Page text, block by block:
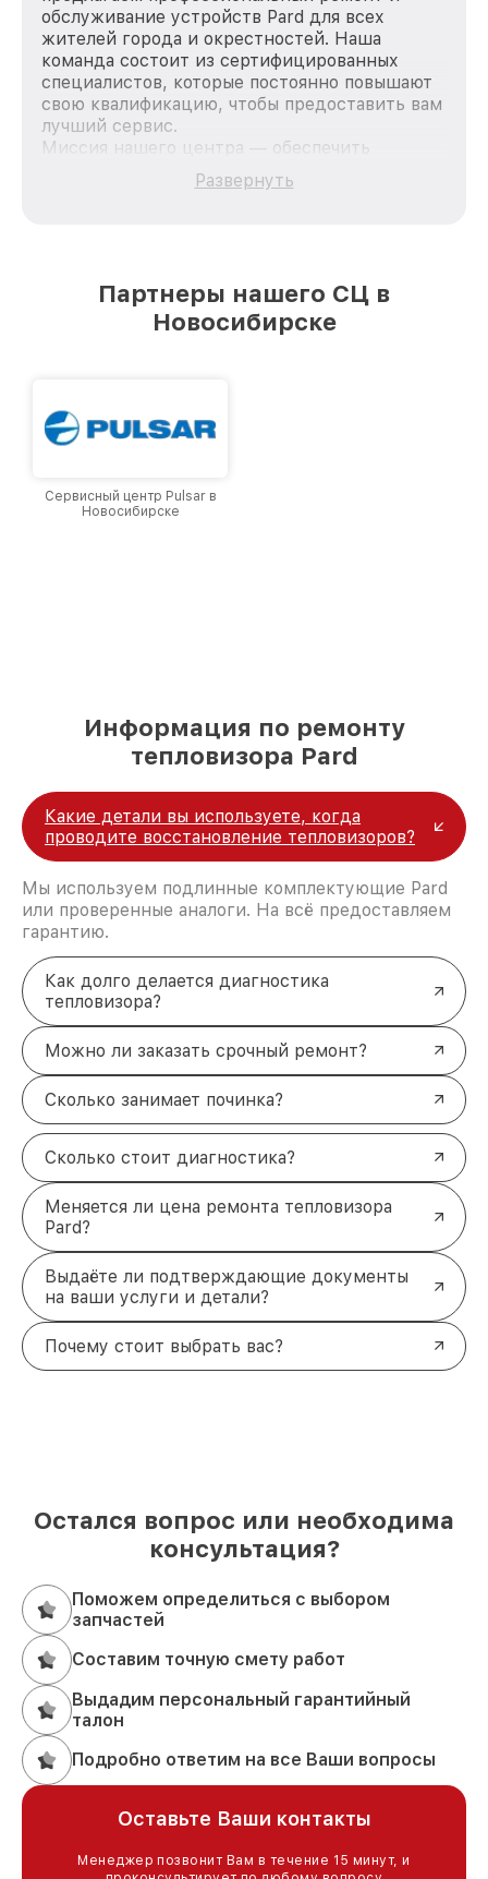
обслуживание устройств Pard для всех
жителей города и окрестностей. Наша
команда состоит из сертифицированных
специалистов, которые постоянно повышают
свою квалификацию, чтобы предоставить вам
лучший сервис.
Миссия нашего центра — обеспечить
качественный и доступный ремонт для
каждого пользователя продукции Pard, вне
лучшим сервисным центром Pard в городе
Новосибирске, постоянно повышая уровень
Развернуть
Партнеры нашего СЦ в
Новосибирске
Сервисный центр Pulsar в
Новосибирске
Информация по ремонту
тепловизора Pard
Какие детали вы используете, когда
проводите восстановление тепловизоров?
Мы используем подлинные комплектующие Pard
или проверенные аналоги. На всё предоставляем
гарантию.
Как долго делается диагностика
тепловизора?
Можно ли заказать срочный ремонт?
Сколько занимает починка?
Сколько стоит диагностика?
Меняется ли цена ремонта тепловизора
Pard?
Выдаёте ли подтверждающие документы
на ваши услуги и детали?
Почему стоит выбрать вас?
Остался вопрос или необходима
консультация?
Поможем определиться с выбором
запчастей
Составим точную смету работ
Выдадим персональный гарантийный
талон
Подробно ответим на все Ваши вопросы
Оставьте Ваши контакты
Менеджер позвонит Вам в течение 15 минут, и